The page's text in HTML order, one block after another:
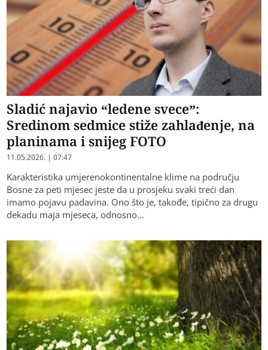
Sladić najavio “ledene svece”:
Sredinom sedmice stiže zahlađenje, na
planinama i snijeg FOTO
11.05.2026. | 07:47
Karakteristika umjerenokontinentalne klime na području
Bosne za peti mjesec jeste da u prosjeku svaki treći dan
imamo pojavu padavina. Ono što je, takođe, tipično za drugu
dekadu maja mjeseca, odnosno…